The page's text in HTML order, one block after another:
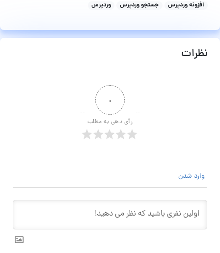
افزونه وردپرس
جستجو وردپرس وردپرس
نظرات
۰
رأی دهی به مطلب
وارد شدن